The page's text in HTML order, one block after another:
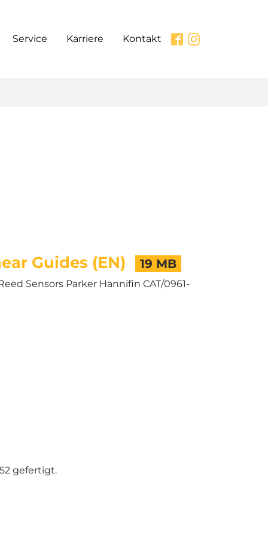
Service Karriere Kontakt
Guides (EN) 19 MB
Sensors Parker Hannifin CAT/0961-
gefertigt.